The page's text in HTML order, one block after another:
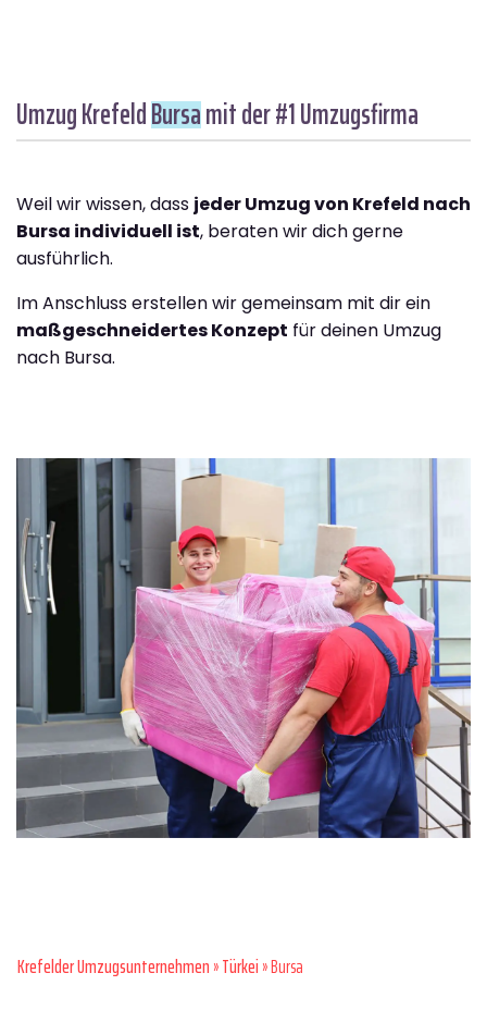
Umzug KrefeldBursamit der #1 Umzugsfirma
Weil wir wissen, dass jeder Umzug von Krefeld nach
Bursa individuell ist, beraten wir dich gerne
ausführlich.
Im Anschluss erstellen wir gemeinsam mit dir ein
maßgeschneidertes Konzept für deinen Umzug
nach Bursa.
Krefelder Umzugsunternehmen»Türkei» Bursa